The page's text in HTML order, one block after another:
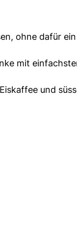
ohne dafür
mit
und